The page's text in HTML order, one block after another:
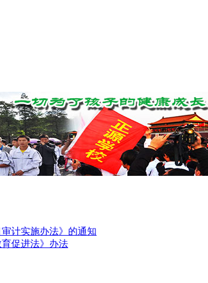
计实施办法》的通知
促进法》办法